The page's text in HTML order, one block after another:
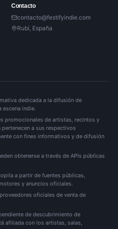
Contacto
contacto@festifyindie.com
Rubí, España
dedicada a la difusión de
indie.
promocionales de artistas, recintos y
a sus respectivos
con fines informativos y de difusión
obtenerse a través de APIs públicas
a partir de fuentes públicas,
y anuncios oficiales.
oficiales de venta de
de descubrimiento de
afiliada con los artistas, salas,